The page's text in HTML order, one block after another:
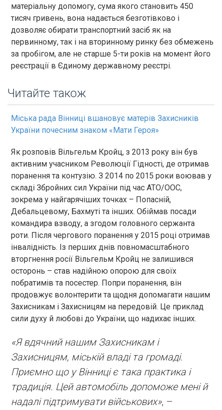
матеріальну допомогу, сума якого становить 450
тисяч гривень, вона надається безготівково і
дозволяє обирати транспортний засіб як на
первинному, так і на вторинному ринку без обмежень
за пробігом, але не старше 5-ти років на момент його
реєстрації в Єдиному державному реєстрі.
Читайте також
Міська рада Вінниці вшановує матерів Захисників
України почесним знаком «Мати Героя»
Як розповів Вільгельм Кройц, з 2013 року він був
активним учасником Революції Гідності, де отримав
поранення та контузію. З 2014 по 2015 роки воював у
складі Збройних сил України під час АТО/ООС,
зокрема у найгарячіших точках – Попасній,
Дебальцевому, Бахмуті та інших. Обіймав посади
командира взводу, а згодом головного сержанта
роти. Після чергового поранення у 2015 році отримав
інвалідність. Із перших днів повномасштабного
вторгнення росії Вільгельм Кройц не залишився
осторонь – став надійною опорою для своїх
побратимів та посестер. Попри поранення, він
продовжує волонтерити та щодня допомагати нашим
Захисникам і Захисницям на передовій. Це приклад
сили духу й любові до України, що надихає інших.
«Я вдячний нашим Захисникам і
Захисницям, міській владі та громаді.
Приємно що у Вінниці є така практика і
традиція. Цей автомобіль допоможе мені й
надалі підтримувати військових», –